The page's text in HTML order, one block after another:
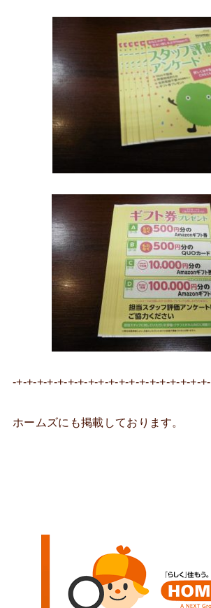
-+-+-+-+-+-+-+-+-+-+-+-+-+-+-+-+-+-+-+-
ホームズにも掲載しております。